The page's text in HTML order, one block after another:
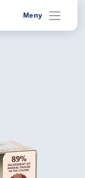
Meny